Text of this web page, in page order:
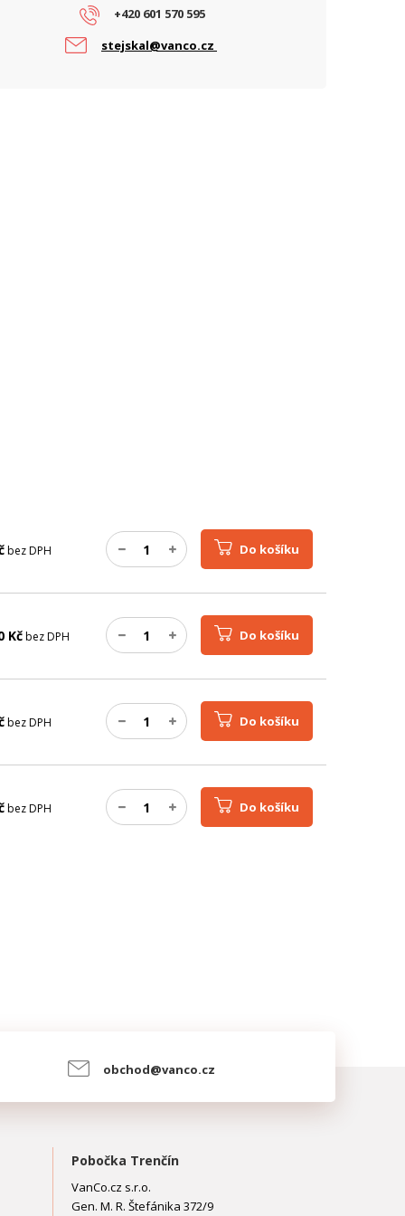
PARAMETRY POE
+420 601 570 595
stejskal@vanco.cz
bez DPH Do košíku
Kčbez DPH Do košíku
bez DPH Do košíku
bez DPH Do košíku
obchod@vanco.cz
Pobočka Trenčín
VanCo.cz s.r.o.
Gen. M. R. Štefánika 372/9